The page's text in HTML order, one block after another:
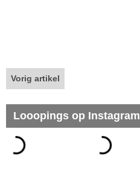
Vorig artikel
Looopings op Instagram